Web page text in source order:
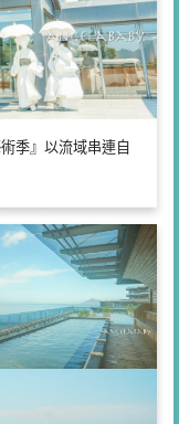
季』以流域串連自